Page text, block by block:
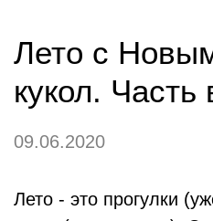
Лето с
кукол. Часть
09.06.2020
Лето - это прогулки